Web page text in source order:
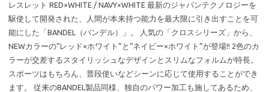
レスレット RED×WHITE / NAVY×WHITE 最新のジャパンテクノロジーを
駆使して開発された、人間が本来持つ能力を最大限に引き出すことを可
能にした「BANDEL（バンデル）」。 人気の「クロスシリーズ」から、
NEWカラーの“レッド×ホワイト”と“ネイビー×ホワイト”が登場!! 2色のカ
ラーが交差するスタイリッシュなデザインとスリムなフォルムが特長。
スポーツはもちろん、普段使いなどシーンに応じて使用することができ
ます。 従来のBANDEL製品同様、独自のパワー加工も施してあるため、